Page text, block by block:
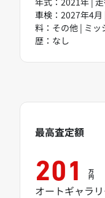
車検：2027年4月
料：その他 | ミッ
歴：なし
最高査定額
201 万
円
オートギャラ